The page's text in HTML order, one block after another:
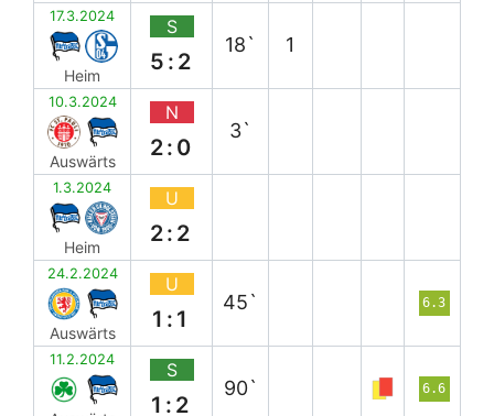
17.3.2024
Heim
S
5:2
18` 1
10.3.2024
Auswärts
N
2:0
3`
1.3.2024
Heim
U
2:2
24.2.2024
Auswärts
U
1:1
45` 6.3
11.2.2024 S
1:2
90` 6.6